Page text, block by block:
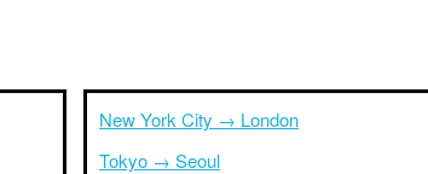
New York City → London
Tokyo → Seoul